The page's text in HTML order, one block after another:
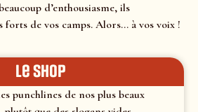
d’enthousiasme, ils
forts de vos camps. Alors… à vos voix !
le shop
punchlines de nos plus beaux